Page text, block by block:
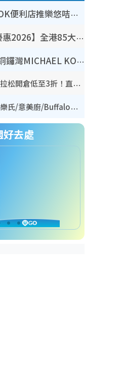
長者優惠｜OK便利店推樂悠咭優惠！買麵包/牛奶/保健品拍卡即減
【8月生日優惠2026】全港85大食買玩著數攻略 自助餐/火鍋放題同行免費＋誠品/DONKI送現金券
開倉優惠｜銅鑼灣MICHAEL KORS開倉低至17折！直擊$500起買手袋/銀包/鞋款 必買經典Jet Set系列
開倉優惠｜馬拉松開倉低至3折！直擊$99起買adidas／New Balance／Puma鞋款 STANLEY保溫杯劈價至$119起
廚具優惠｜普樂氏/意美廚/Buffalo廚具低至3折！$89起買煎鍋／炒鑊／個人鍋 同場小家電激減至$99起
好去處